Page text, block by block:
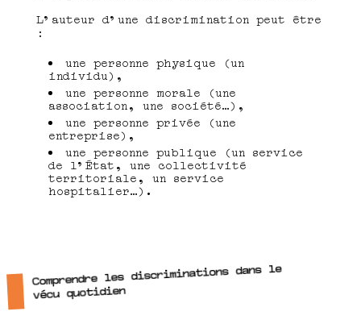
L’auteur d’une discrimination peut être
:
une personne physique (un
individu),
une personne morale (une
association, une société…),
une personne privée (une
entreprise),
une personne publique (un service
de l’État, une collectivité
territoriale, un service
hospitalier…).
Comprendre les discriminations dans le
vécu quotidien